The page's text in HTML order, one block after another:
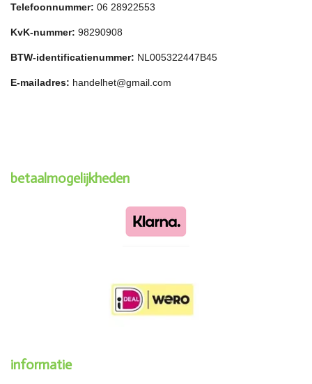
Telefoonnummer: 06 28922553
KvK-nummer: 98290908
BTW-identificatienummer: NL005322447B45
E-mailadres: handelhet@gmail.com
betaalmogelijkheden
informatie